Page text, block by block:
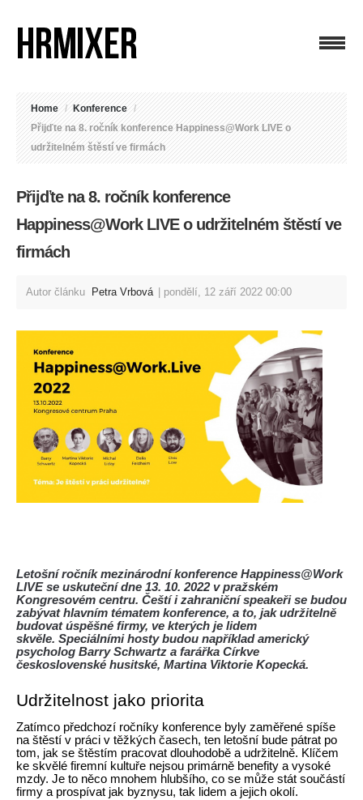
Home / Konference /
Přijďte na 8. ročník konference Happiness@Work LIVE o
udržitelném štěstí ve firmách
Přijďte na 8. ročník konference
Happiness@Work LIVE o udržitelném štěstí ve
firmách
Autor článku Petra Vrbová pondělí, 12 září 2022 00:00
Letošní ročník mezinárodní konference Happiness@Work
LIVE se uskuteční dne 13. 10. 2022 v pražském
Kongresovém centru. Čeští i zahraniční speakeři se budou
zabývat hlavním tématem konference, a to, jak udržitelně
budovat úspěšné firmy, ve kterých je lidem
skvěle. Speciálními hostybudou například americký
psycholog Barry Schwartz a farářka Církve
československé husitské, Martina Viktorie Kopecká.
Udržitelnost jako priorita
Zatímco předchozí ročníky konference byly zaměřené spíše
na štěstí v práci v těžkých časech, ten letošní bude pátrat po
tom, jak se štěstím pracovat dlouhodobě a udržitelně. Klíčem
ke skvělé firemní kultuře nejsou primárně benefity a vysoké
mzdy. Je to něco mnohem hlubšího, co se může stát součástí
firmy a prospívat jak byznysu, tak lidem a jejich okolí.